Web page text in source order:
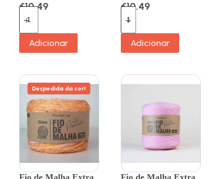
€10.49
Adicionar
€10.49
Adicionar
Despedida da cor!